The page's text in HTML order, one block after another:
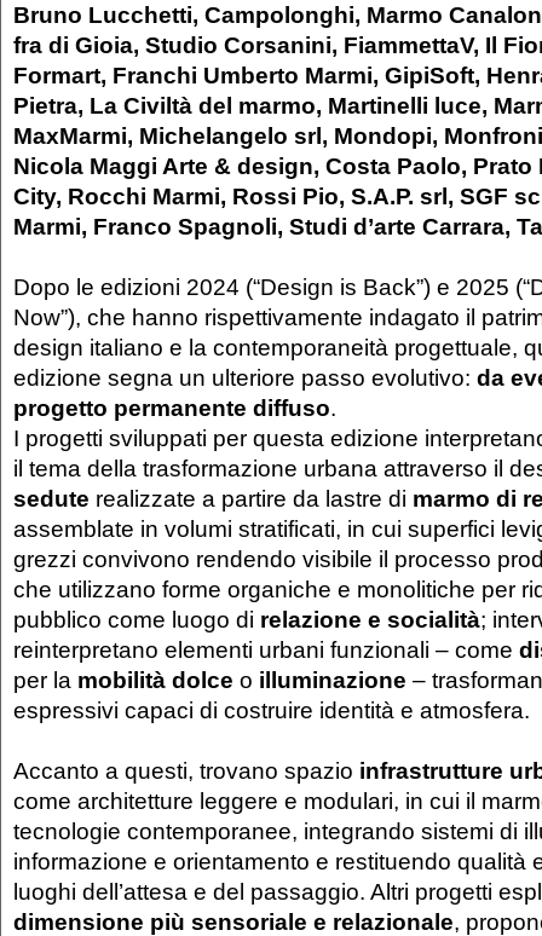
Bruno Lucchetti, Campolonghi, Marmo
fra di Gioia, Studio Corsanini, FiammettaV, Il
Formart, Franchi Umberto Marmi, GipiSoft,
Pietra, La Civiltà del marmo, Martinelli luce,
MaxMarmi, Michelangelo srl, Mondopi,
Nicola Maggi Arte & design, Costa Paolo, Prato
City, Rocchi Marmi, Rossi Pio, S.A.P. srl, SGF
Marmi, Franco Spagnoli, Studi d’arte Carrara,
Dopo le edizioni 2024 (“Design is Back”) e 2025
Now”), che hanno rispettivamente indagato il
design italiano e la contemporaneità progettuale,
edizione segna un ulteriore passo evolutivo: da
progetto permanente diffuso.
I progetti sviluppati per questa edizione
il tema della trasformazione urbana attraverso il
sedute realizzate a partire da lastre di marmo di
assemblate in volumi stratificati, in cui superfici
grezzi convivono rendendo visibile il processo
che utilizzano forme organiche e monolitiche per
pubblico come luogo di relazione e socialità;
reinterpretano elementi urbani funzionali – come
per la mobilità dolce o illuminazione –
espressivi capaci di costruire identità e atmosfera.
Accanto a questi, trovano spazio infrastrutture
come architetture leggere e modulari, in cui il
tecnologie contemporanee, integrando sistemi di
informazione e orientamento e restituendo qualità
luoghi dell’attesa e del passaggio. Altri progetti
dimensione più sensoriale e relazionale,